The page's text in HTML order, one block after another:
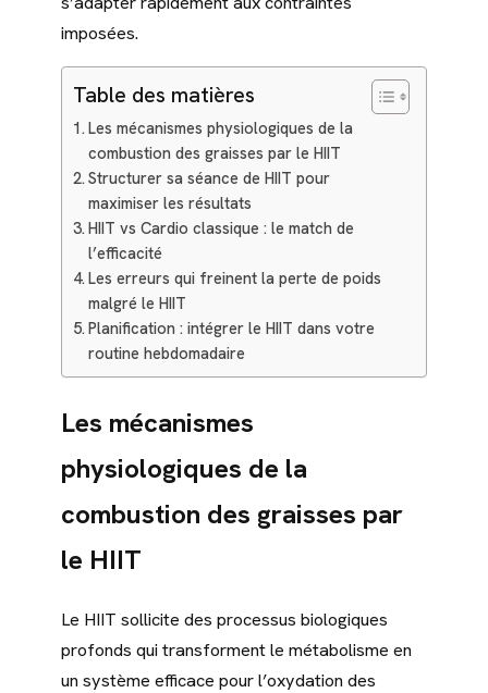
imposées.
Table des matières
Les mécanismes physiologiques de la
combustion des graisses par le HIIT
Structurer sa séance de HIIT pour
maximiser les résultats
HIIT vs Cardio classique : le match de
l’efficacité
Les erreurs qui freinent la perte de poids
malgré le HIIT
Planification : intégrer le HIIT dans votre
routine hebdomadaire
Les mécanismes
physiologiques de la
combustion des graisses par
le HIIT
Le HIIT sollicite des processus biologiques
profonds qui transforment le métabolisme en
un système efficace pour l’oxydation des